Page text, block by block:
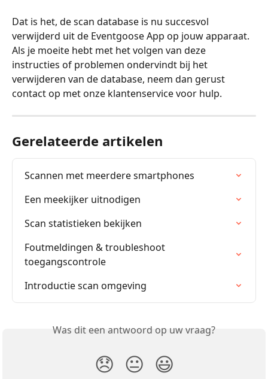
Dat is het, de scan database is nu succesvol
verwijderd uit de Eventgoose App op jouw apparaat.
Als je moeite hebt met het volgen van deze
instructies of problemen ondervindt bij het
verwijderen van de database, neem dan gerust
contact op met onze klantenservice voor hulp.
Gerelateerde artikelen
Scannen met meerdere smartphones
Een meekijker uitnodigen
Scan statistieken bekijken
Foutmeldingen & troubleshoot
toegangscontrole
Introductie scan omgeving
Was dit een antwoord op uw vraag?
😞 😐 😃